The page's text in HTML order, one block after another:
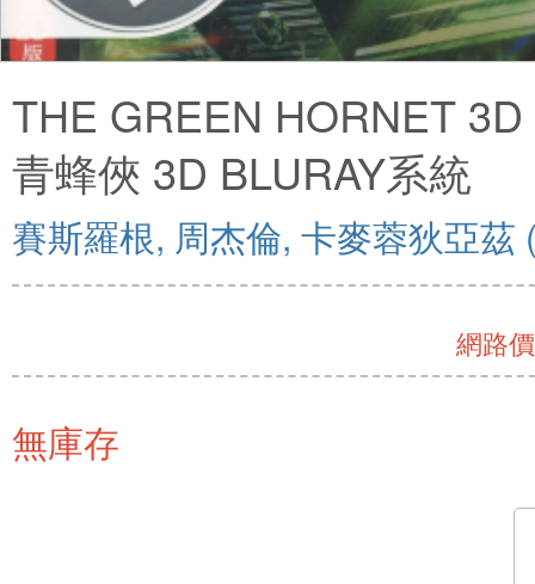
THE GREEN HORNET 3D
青蜂俠 3D BLURAY系統
賽斯羅根, 周杰倫, 卡麥蓉狄亞茲
網路
無庫存